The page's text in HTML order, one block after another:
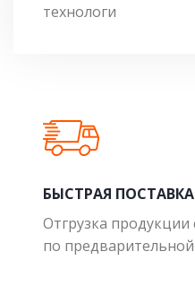
технологи
БЫСТРАЯ ПОСТАВКА
Отгрузка продукции
по предварительной